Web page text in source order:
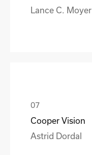
Lance C. Moyer
Cooper Vision
Astrid Dordal